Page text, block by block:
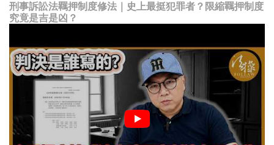
刑事訴訟法羈押制度修法｜史上最挺犯罪者？限縮羈押制度
究竟是吉是凶？